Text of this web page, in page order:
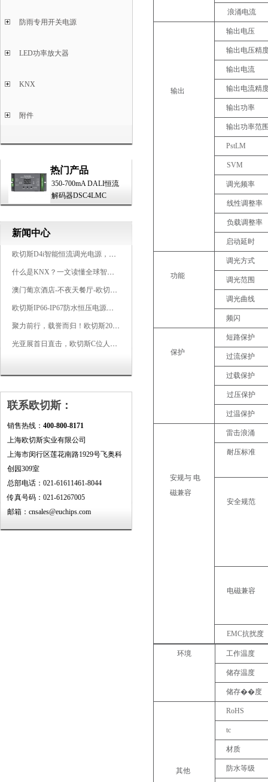
防雨专用开关电源
LED功率放大器
KNX
附件
热门产品
350-700mA DALI恒流
解码器DSC4LMC
新闻中心
欧切斯D4i智能恒流调光电源，引领未来照明生态
什么是KNX？一文读懂全球智能建筑控制标准
澳门葡京酒店-不夜天餐厅-欧切斯KNX智能控制系统打造高端智慧空间
欧切斯IP66-IP67防水恒压电源，无惧风雨，智稳如一
聚力前行，载誉而归！欧切斯2026光亚展完美收官
光亚展首日直击，欧切斯C位人气爆棚-双奖加冕，实力再出圈
联系欧切斯：
销售热线： 400-800-8171
上海欧切斯实业有限公司
上海市闵行区莲花南路1929号飞奥科
创园309室
总部电话：021-61611461-8044
传真号码：021-61267005
邮箱：cnsales@euchips.com
浪涌电流
输出
输出电压
输出电压精
输出电流
输出电流精
输出功率
输出功率范
PstLM
SVM
调光频率
线性调整率
负载调整率
启动延时
功能
调光方式
调光范围
调光曲线
频闪
保护
短路保护
过流保护
过载保护
过压保护
过温保护
安规与 电
磁兼容
雷击浪涌
耐压标准
安全规范
电磁兼容
EMC抗扰度
环境 工作温度
储存温度
储存��度
其他
RoHS
tc
材质
防水等级